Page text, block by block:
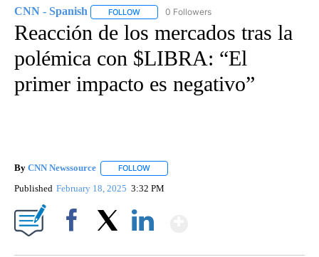
CNN - Spanish FOLLOW FOLLOW "CNN - SPANISH" TO RECEIVE
0 Followers
Reacción de los mercados tras la
polémica con $LIBRA: “El
primer impacto es negativo”
By CNN Newssource FOLLOW
Published February 18, 2025 3:32 PM